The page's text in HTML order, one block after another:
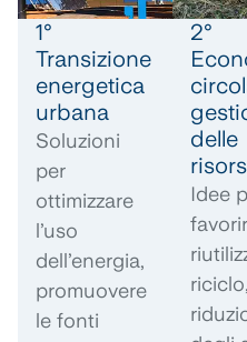
1°
Transizione
energetica
urbana
Soluzioni
per
ottimizzare
l’uso
dell’energia,
promuovere
le fonti
2°
delle
Idee